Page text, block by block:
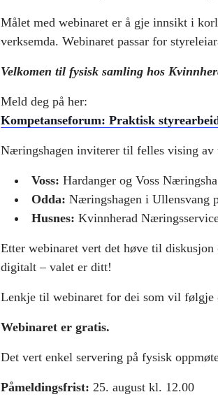
Målet med webinaret er å gje innsikt i
verksemda. Webinaret passar for
Velkomen til fysisk samling hos
Meld deg på her:
Kompetanseforum: Praktisk
Næringshagen inviterer til felles vising av
Voss: Hardanger og Voss
Odda: Næringshagen i Ullensvang
Husnes: Kvinnherad
Etter webinaret vert det høve til
digitalt – valet er ditt!
Lenkje til webinaret for dei som vil følgje
Webinaret er gratis.
Det vert enkel servering på fysisk
Påmeldingsfrist: 25. august kl. 12.00